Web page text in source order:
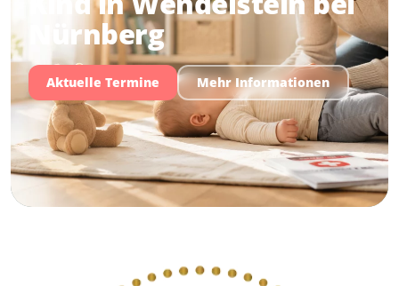
Nürnberg
Aktuelle Termine Mehr Informationen